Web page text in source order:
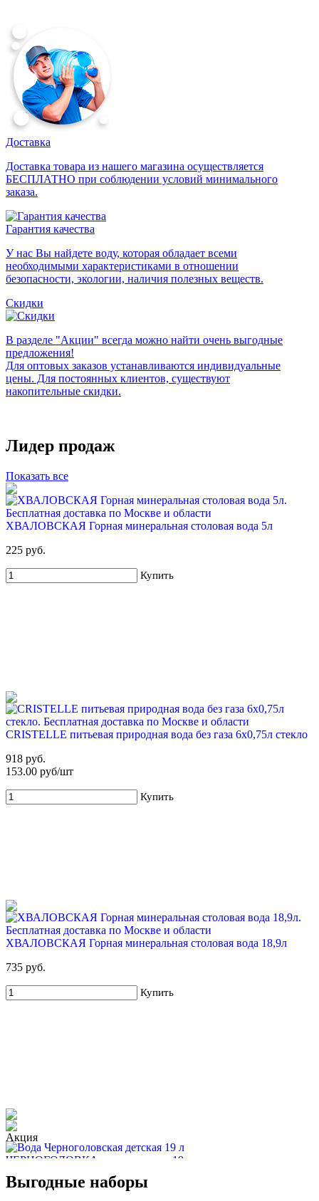
Доставка
Доставка товара из нашего магазина осуществляется
БЕСПЛАТНО при соблюдении условий минимального
заказа.
Гарантия качества
У нас Вы найдете воду, которая обладает всеми
необходимыми характеристиками в отношении
безопасности, экологии, наличия полезных веществ.
Скидки
В разделе "Акции" всегда можно найти очень выгодные
предложения!
Для оптовых заказов устанавливаются индивидуальные
цены. Для постоянных клиентов, существуют
накопительные скидки.
Лидер продаж
Показать все
ХВАЛОВСКАЯ Горная минеральная столовая вода 5л
225 руб.
Купить
CRISTELLE питьевая природная вода без газа 6х0,75л стекло
918 руб.
153.00 руб/шт
Купить
ХВАЛОВСКАЯ Горная минеральная столовая вода 18,9л
735 руб.
Купить
ЧЕРНОГОЛОВКА питьевая вода 19л
670 руб.
Выгодные наборы